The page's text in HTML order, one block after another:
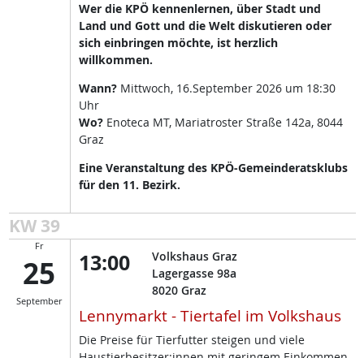
Wer die KPÖ kennenlernen, über Stadt und
Land und Gott und die Welt diskutieren oder
sich einbringen möchte, ist herzlich
willkommen.
Wann?Mittwoch, 16.September 2026 um 18:30
Uhr
Wo?Enoteca MT, Mariatroster Straße 142a, 8044
Graz
Eine Veranstaltung des KPÖ-Gemeinderatsklubs
für den 11. Bezirk.
KW 39
Fr
25
September
13:00
Volkshaus Graz
Lagergasse 98a
8020 Graz
Lennymarkt - Tiertafel im Volkshaus
Die Preise für Tierfutter steigen und viele